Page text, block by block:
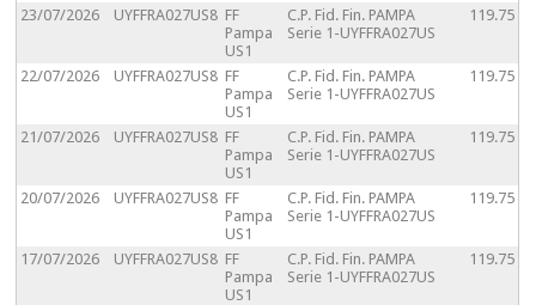
23/07/2026 UYFFRA027US8 FF
Pampa
US1
C.P. Fid. Fin. PAMPA
Serie 1-UYFFRA027US
119.75
22/07/2026 UYFFRA027US8 FF
Pampa
US1
C.P. Fid. Fin. PAMPA
Serie 1-UYFFRA027US
119.75
21/07/2026 UYFFRA027US8 FF
Pampa
US1
C.P. Fid. Fin. PAMPA
Serie 1-UYFFRA027US
119.75
20/07/2026 UYFFRA027US8 FF
Pampa
US1
C.P. Fid. Fin. PAMPA
Serie 1-UYFFRA027US
119.75
17/07/2026 UYFFRA027US8 FF
Pampa
US1
C.P. Fid. Fin. PAMPA
Serie 1-UYFFRA027US
119.75